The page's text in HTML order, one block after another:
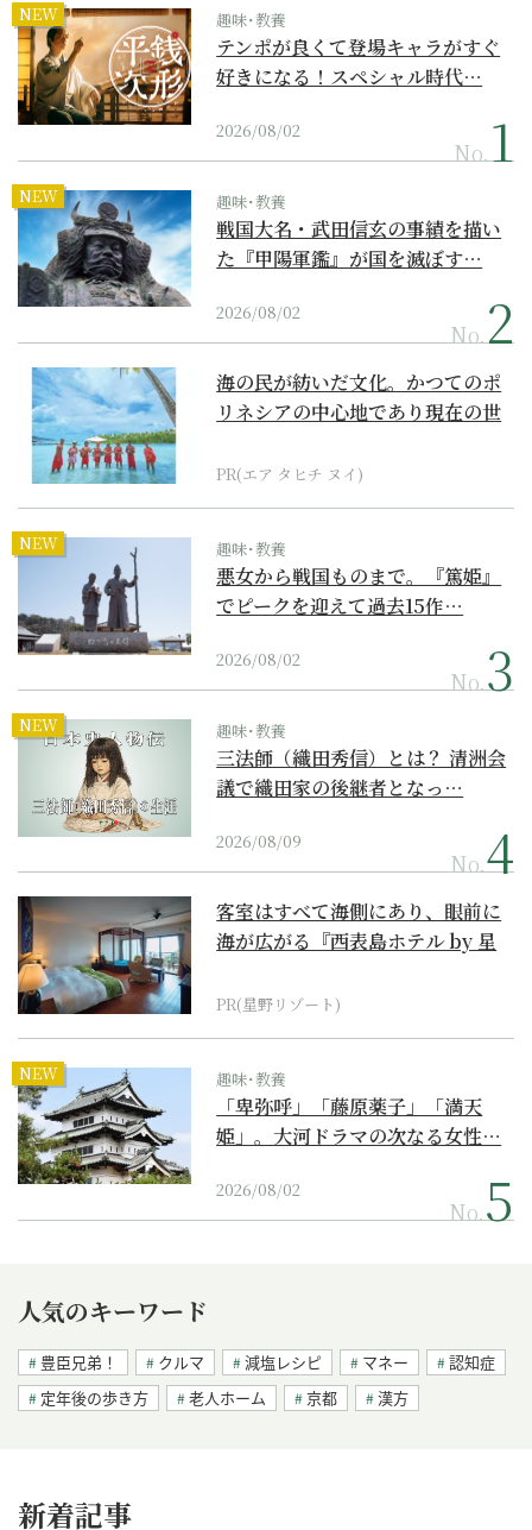
NEW 趣味･教養
テンポが良くて登場キャラがすぐ
好きになる！スペシャル時代…
2026/08/02
No.
NEW 趣味･教養
戦国大名・武田信玄の事績を描い
た『甲陽軍鑑』が国を滅ぼす…
2026/08/02
No.
海の民が紡いだ文化。かつてのポ
リネシアの中心地であり現在の世
PR(エア タヒチ ヌイ)
NEW 趣味･教養
悪女から戦国ものまで。『篤姫』
でピークを迎えて過去15作…
2026/08/02
No.
NEW 趣味･教養
三法師（織田秀信）とは？ 清洲会
議で織田家の後継者となっ…
2026/08/09
No.
客室はすべて海側にあり、眼前に
海が広がる『西表島ホテル by 星
PR(星野リゾート)
NEW 趣味･教養
「卑弥呼」「藤原薬子」「満天
姫」。大河ドラマの次なる女性…
2026/08/02
No.
人気のキーワード
豊臣兄弟！ クルマ 減塩レシピ マネー
認知症
定年後の歩き方
老人ホーム 京都 漢方
新着記事